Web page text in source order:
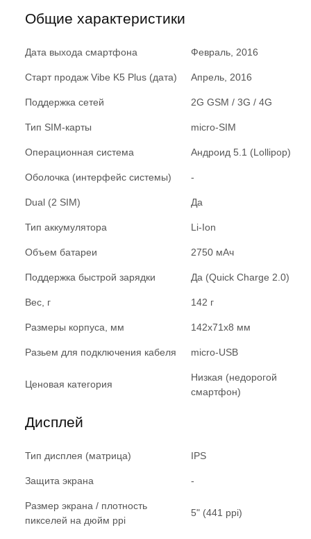
Общие характеристики
Дата выхода смартфона Февраль, 2016
Старт продаж Vibe K5 Plus (дата) Апрель, 2016
Поддержка сетей 2G GSM / 3G / 4G
Тип SIM-карты micro-SIM
Операционная система Андроид 5.1 (Lollipop)
Оболочка (интерфейс системы) -
Dual (2 SIM) Да
Тип аккумулятора Li-Ion
Объем батареи 2750 мАч
Поддержка быстрой зарядки Да (Quick Charge 2.0)
Вес, г 142 г
Размеры корпуса, мм 142x71x8 мм
Разьем для подключения кабеля micro-USB
Ценовая категория
Низкая (недорогой
смартфон)
Дисплей
Тип дисплея (матрица) IPS
Защита экрана -
Размер экрана / плотность
пикселей на дюйм ppi
5" (441 ppi)